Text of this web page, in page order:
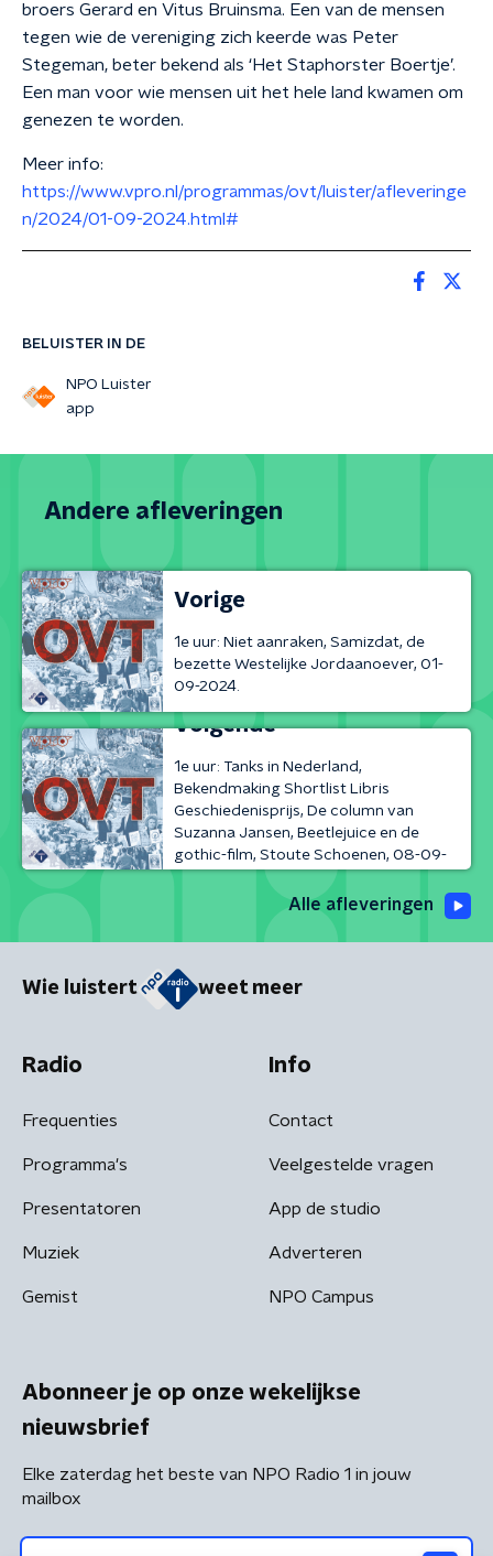
BELUISTER IN DE
NPO Luister
app
broers Gerard en Vitus Bruinsma. Een van de mensen
tegen wie de vereniging zich keerde was Peter
Stegeman, beter bekend als ‘Het Staphorster Boertje’.
Een man voor wie mensen uit het hele land kwamen om
genezen te worden.
Meer info:
https://www.vpro.nl/programmas/ovt/luister/afleveringe
n/2024/01-09-2024.html#
Andere afleveringen
Vorige
1e uur: Niet aanraken, Samizdat, de
bezette Westelijke Jordaanoever, 01-
09-2024.
Volgende
1e uur: Tanks in Nederland,
Bekendmaking Shortlist Libris
Geschiedenisprijs, De column van
Suzanna Jansen, Beetlejuice en de
gothic-film, Stoute Schoenen, 08-09-
2024
Alle afleveringen
Wie luistert weet meer
Radio
Frequenties
Programma's
Presentatoren
Muziek
Gemist
Info
Contact
Veelgestelde vragen
App de studio
Adverteren
NPO Campus
Abonneer je op onze wekelijkse
nieuwsbrief
Elke zaterdag het beste van NPO Radio 1 in jouw
mailbox